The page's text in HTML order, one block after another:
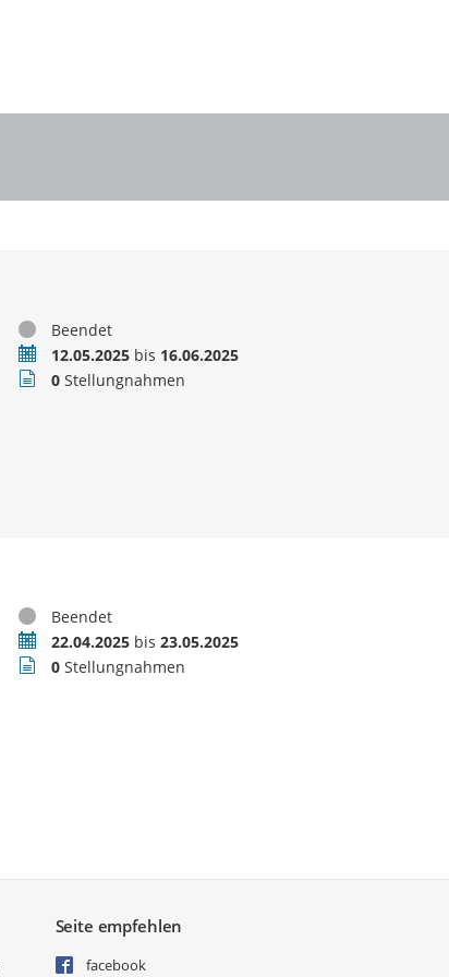
StatusBeendet
Zeitraum12.05.2025 bis 16.06.2025
Stellungnahmen
0 Stellungnahmen
StatusBeendet
Zeitraum22.04.2025 bis23.05.2025
Stellungnahmen
0 Stellungnahmen
Seite empfehlen
facebook